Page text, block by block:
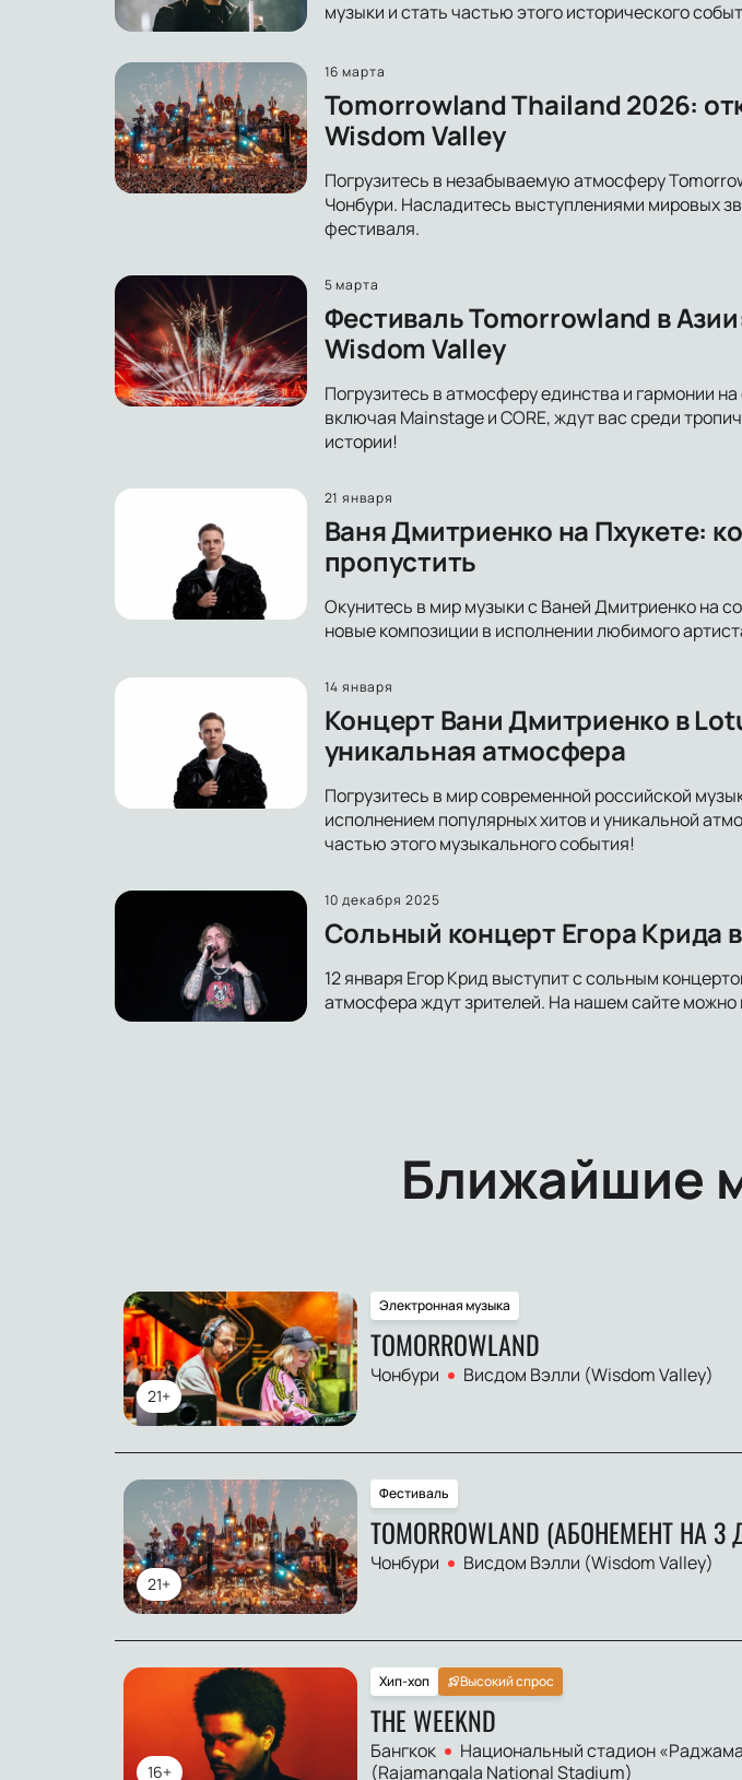
музыки и стать частью этого исторического
16 марта
Tomorrowland Thailand 2026:
Wisdom Valley
Погрузитесь в незабываемую атмосферу
Чонбури. Насладитесь выступлениями мировых
фестиваля.
5 марта
Фестиваль Tomorrowland в
Wisdom Valley
Погрузитесь в атмосферу единства и гармонии
включая Mainstage и CORE, ждут вас среди
истории!
21 января
Ваня Дмитриенко на Пхукете:
пропустить
Окунитесь в мир музыки с Ваней Дмитриенко на
новые композиции в исполнении любимого
14 января
Концерт Вани Дмитриенко в
уникальная атмосфера
Погрузитесь в мир современной российской
исполнением популярных хитов и уникальной
частью этого музыкального события!
10 декабря 2025
Сольный концерт Егора Крида
12 января Егор Крид выступит с сольным
атмосфера ждут зрителей. На нашем сайте можно
Ближайшие
21+
Электронная музыка
TOMORROWLAND
Чонбури Висдом Вэлли (Wisdom Valley)
21+
Фестиваль
TOMORROWLAND (АБОНЕМЕНТ НА 3
Чонбури Висдом Вэлли (Wisdom Valley)
16+
Хип-хоп Высокий спрос
THE WEEKND
Бангкок
Национальный стадион
(Rajamangala National Stadium)